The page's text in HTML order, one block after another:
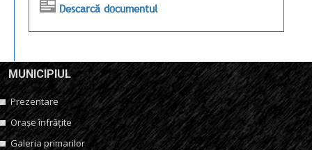
Descarcă documentul
MUNICIPIUL
Prezentare
Orașe înfrățite
Galeria primarilor